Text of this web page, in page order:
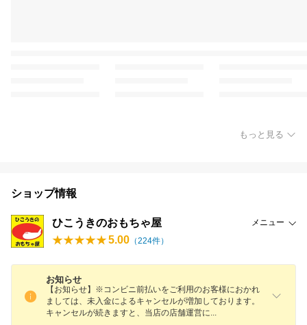
もっと見る
ショップ情報
ひこうきのおもちゃ屋 メニュー
5.00 （224件）
お知らせ
【お知らせ】※コンビニ前払いをご利用のお客様におかれ
ましては、未入金によるキャンセルが増加しております。
キャンセルが続きますと、当店の店舗運営に